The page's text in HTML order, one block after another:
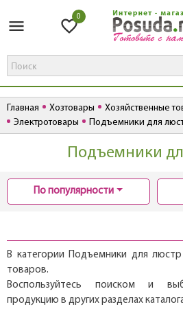
0
Главная Хозтовары
Хозяйственные
Электротовары
Подъемники для
Подъемники
По популярности
В категории Подъемники для
товаров.
Воспользуйтесь поиском и
продукцию в других разделах